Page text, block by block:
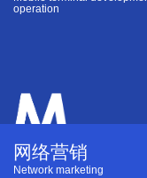
operation
网络营销
Network marketing